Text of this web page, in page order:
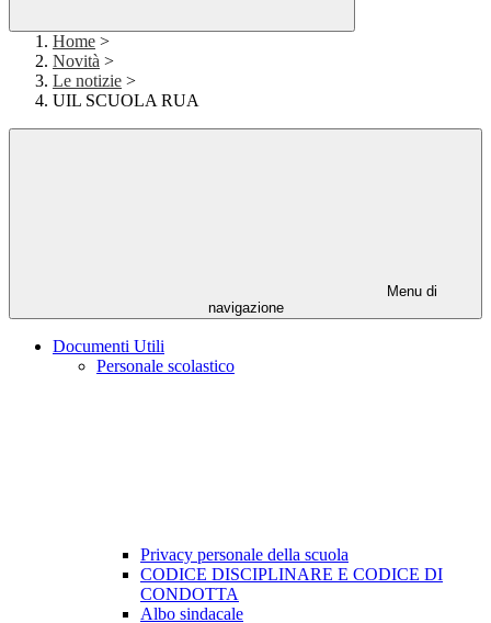
Home >
Novità >
Le notizie >
UIL SCUOLA RUA
Menu di
navigazione
Documenti Utili
Personale scolastico
Privacy personale della scuola
CODICE DISCIPLINARE E CODICE DI
CONDOTTA
Albo sindacale